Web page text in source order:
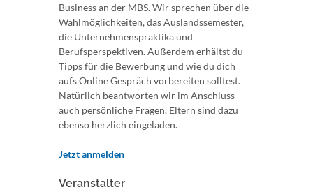
Business an der MBS. Wir sprechen über die
Wahlmöglichkeiten, das Auslandssemester,
die Unternehmenspraktika und
Berufsperspektiven. Außerdem erhältst du
Tipps für die Bewerbung und wie du dich
aufs Online Gespräch vorbereiten solltest.
Natürlich beantworten wir im Anschluss
auch persönliche Fragen. Eltern sind dazu
ebenso herzlich eingeladen.
Jetzt anmelden
Veranstalter